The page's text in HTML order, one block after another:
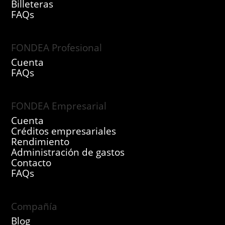
Billeteras
FAQs
FONDEA Profesional
Cuenta
FAQs
FONDEA Empresarial
Cuenta
Créditos empresariales
Rendimiento
Administración de gastos
Contacto
FAQs
Compañía
Blog